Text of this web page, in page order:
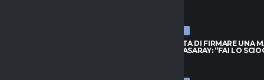
ULTIME NEWS
LEAO RIFIUTA DI FIRMARE UNA
DEL GALATASARAY: “FAI LO